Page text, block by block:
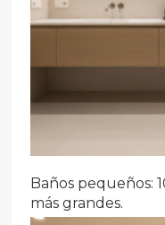
Baños pequeños:
más grandes.